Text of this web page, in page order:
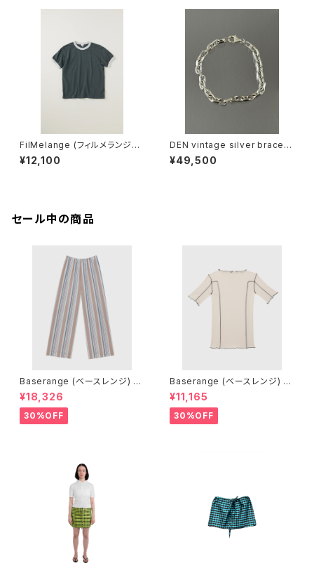
FilMelange (フィルメランジェ)
EMMA / エマ VINTAGE TENJ
IKU (charcoal khaki)
¥12,100
DEN vintage silver bracele
t
¥49,500
セール中の商品
Baserange (ベースレンジ) C
LAUDE PANTS (MARTINIQ
UE BRICK)
¥18,326
30%OFF
Baserange (ベースレンジ) O
MATO 3/4 TEE SHIRT (DYL
AN BEIGE)
¥11,165
30%OFF